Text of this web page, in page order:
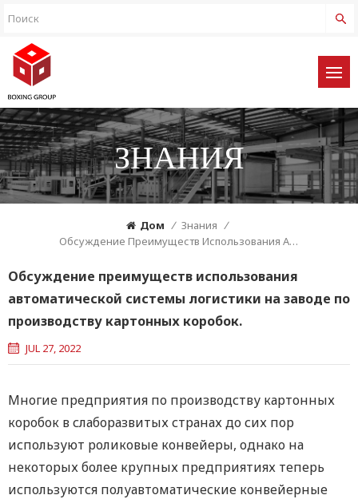
ЗНАНИЯ
Дом / Знания /
Обсуждение Преимуществ Использования Автоматической Системы Логистики На Заводе По Производству Картонных Коробок.
Обсуждение преимуществ использования
автоматической системы логистики на заводе по
производству картонных коробок.
JUL 27, 2022
Многие предприятия по производству картонных
коробок в слаборазвитых странах до сих пор
используют роликовые конвейеры, однако на
некоторых более крупных предприятиях теперь
используются полуавтоматические конвейерные